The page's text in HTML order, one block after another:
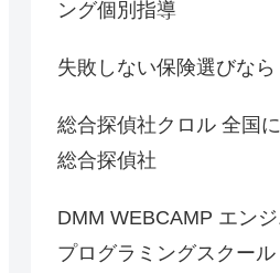
ング個別指導
失敗しない保険選びな
総合探偵社クロル 全国
総合探偵社
DMM WEBCAMP エン
プログラミングスクール